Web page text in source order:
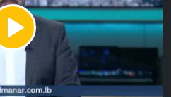
Play
Video